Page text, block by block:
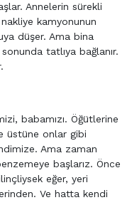
Annelerin sürekli
kamyonunun
düşer. Ama bina
tatlıya bağlanır.
babamızı. Öğütlerine
üstüne onlar gibi
Ama zaman
başlarız. Önce
eğer, yeri
Ve hatta kendi